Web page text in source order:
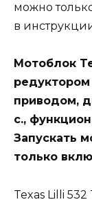
можно
в
Мотоблок
приводом,
с.,
Запускать
только
Texas Lilli 532